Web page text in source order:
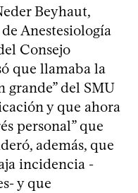
Beyhaut,
Anestesiología
Consejo
que llamaba la
grande” del SMU
y que ahora
personal” que
además, que
incidencia -
y que